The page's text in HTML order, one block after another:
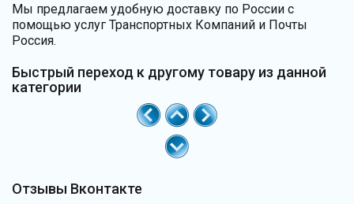
Мы предлагаем удобную доставку по России с
помощью услуг Транспортных Компаний и Почты
Россия.
Быстрый переход к другому товару из данной
категории
Отзывы Вконтакте